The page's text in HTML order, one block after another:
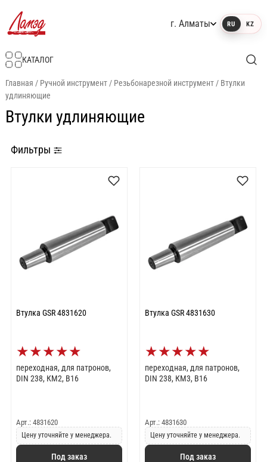
г. Алматы RU KZ
КАТАЛОГ
Главная / Ручной инструмент/ Резьбонарезной инструмент/ Втулки
удлиняющие
Втулки удлиняющие
Фильтры
Втулка GSR 4831620
★★★★★
переходная, для патронов,
DIN 238, КМ2, B16
Арт.: 4831620
Цену уточняйте у менеджера.
Под заказ
Втулка GSR 4831630
★★★★★
переходная, для патронов,
DIN 238, КМ3, B16
Арт.: 4831630
Цену уточняйте у менеджера.
Под заказ